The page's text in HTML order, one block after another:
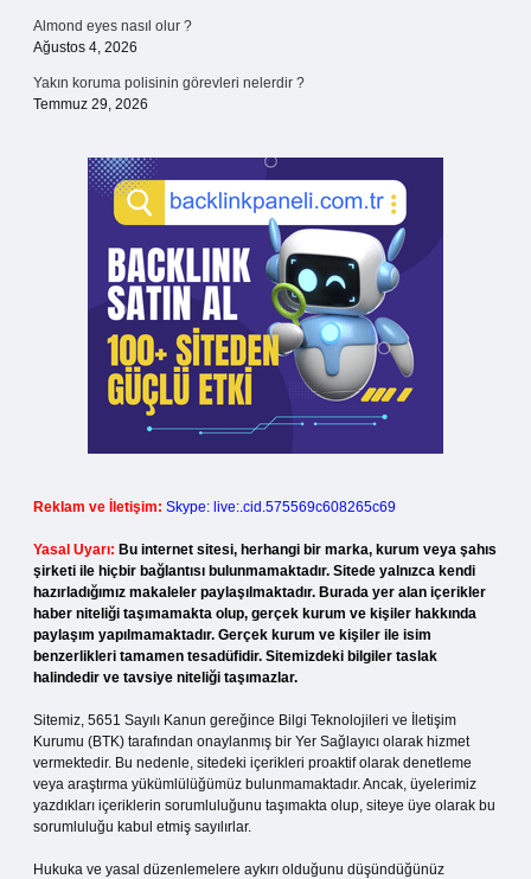
Almond eyes nasıl olur ?
Ağustos 4, 2026
Yakın koruma polisinin görevleri nelerdir ?
Temmuz 29, 2026
Reklam ve İletişim: Skype: live:.cid.575569c608265c69
Yasal Uyarı: Bu internet sitesi, herhangi bir marka, kurum veya şahıs
şirketi ile hiçbir bağlantısı bulunmamaktadır. Sitede yalnızca kendi
hazırladığımız makaleler paylaşılmaktadır. Burada yer alan içerikler
haber niteliği taşımamakta olup, gerçek kurum ve kişiler hakkında
paylaşım yapılmamaktadır. Gerçek kurum ve kişiler ile isim
benzerlikleri tamamen tesadüfidir. Sitemizdeki bilgiler taslak
halindedir ve tavsiye niteliği taşımazlar.
Sitemiz, 5651 Sayılı Kanun gereğince Bilgi Teknolojileri ve İletişim
Kurumu (BTK) tarafından onaylanmış bir Yer Sağlayıcı olarak hizmet
vermektedir. Bu nedenle, sitedeki içerikleri proaktif olarak denetleme
veya araştırma yükümlülüğümüz bulunmamaktadır. Ancak, üyelerimiz
yazdıkları içeriklerin sorumluluğunu taşımakta olup, siteye üye olarak bu
sorumluluğu kabul etmiş sayılırlar.
Hukuka ve yasal düzenlemelere aykırı olduğunu düşündüğünüz